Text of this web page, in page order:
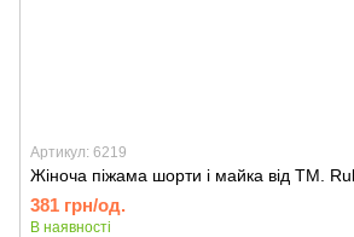
Артикул: 6219
Жіноча піжама шорти і майка від TM.
381 грн/од.
В наявності